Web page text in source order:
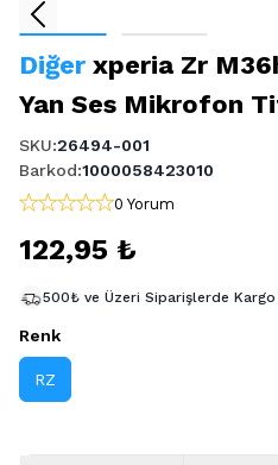
Diğer xperia Zr
Yan Ses Mikrofon
SKU:26494-001
Barkod:1000058423010
0 Yorum
122,95 ₺
500₺ ve Üzeri Siparişlerde Kargo
Renk
RZ